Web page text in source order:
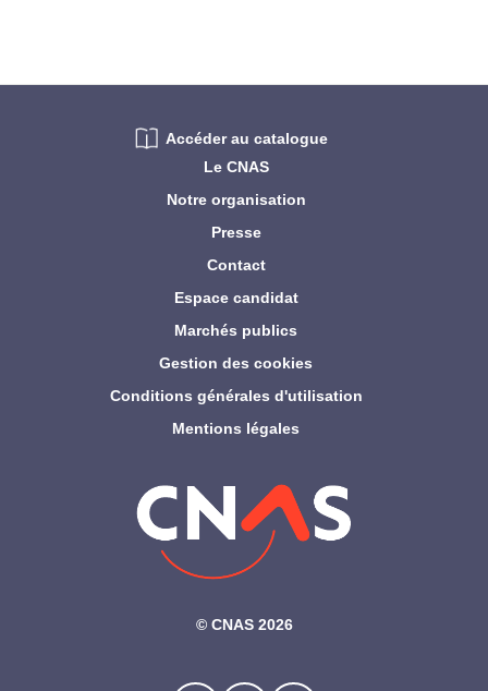
©‎ CNAS 2026
Le CNAS
Notre organisation
Presse
Contact
Espace candidat
Marchés publics
Gestion des cookies
Conditions générales d'utilisation
Mentions légales
Accéder au catalogue